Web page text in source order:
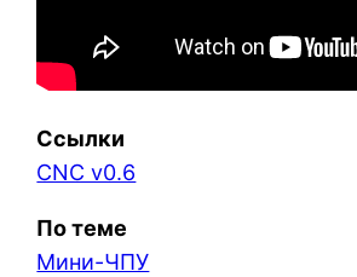
Ссылки
CNC v0.6
По теме
Мини-ЧПУ